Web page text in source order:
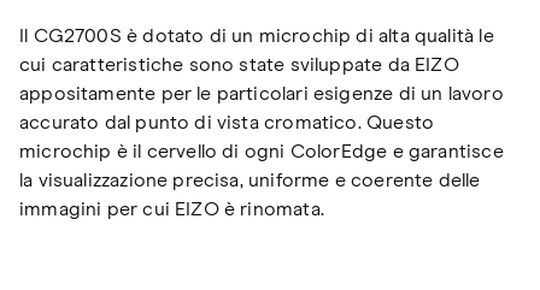
Il CG2700S è dotato di un microchip di alta qualità le
cui caratteristiche sono state sviluppate da EIZO
appositamente per le particolari esigenze di un lavoro
accurato dal punto di vista cromatico. Questo
microchip è il cervello di ogni ColorEdge e garantisce
la visualizzazione precisa, uniforme e coerente delle
immagini per cui EIZO è rinomata.